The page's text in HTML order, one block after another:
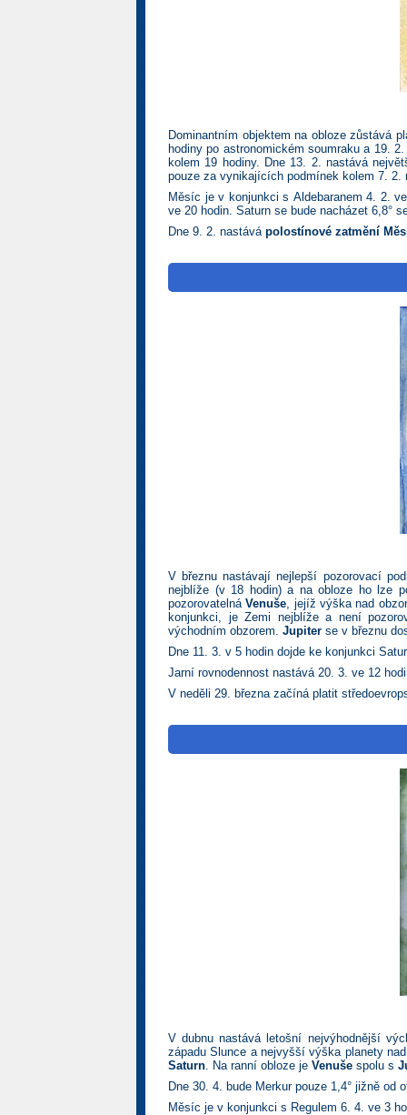
Dominantním objektem na obloze zůstává
hodiny po astronomickém soumraku a 19.
kolem 19 hodiny. Dne 13. 2. nastává
pouze za vynikajících podmínek kolem 7. 2.
Měsíc je v konjunkci s Aldebaranem 4. 2.
ve 20 hodin. Saturn se bude nacházet 6,8°
Dne 9. 2. nastává polostínové zatmění
V březnu nastávají nejlepší pozorovací
nejblíže (v 18 hodin) a na obloze ho lze
pozorovatelnáVenuše, jejíž výška nad
konjunkci, je Zemi nejblíže a není
východním obzorem. Jupiter se v březnu
Dne 11. 3. v 5 hodin dojde ke konjunkci
Jarní rovnodennost nastává 20. 3. ve 12
V neděli 29. března začíná platit
V dubnu nastává letošní nejvýhodnější
západu Slunce a nejvyšší výška planety
Saturn. Na ranní obloze je Venuše spolu s
Dne 30. 4. bude Merkur pouze 1,4° jižně od
Měsíc je v konjunkci s Regulem 6. 4. ve 3